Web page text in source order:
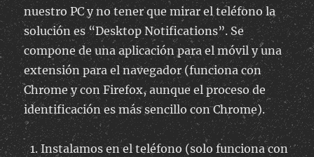
nuestro PC y no tener que mirar el teléfono la
solución es “Desktop Notifications”. Se
compone de una aplicación para el móvil y una
extensión para el navegador (funciona con
Chrome y con Firefox, aunque el proceso de
identificación es más sencillo con Chrome).
Instalamos en el teléfono (solo funciona con